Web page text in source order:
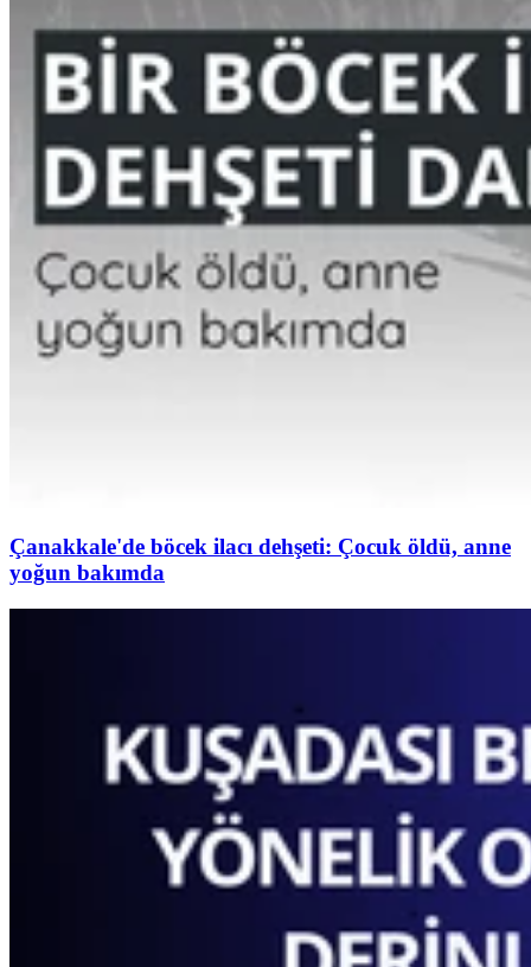
Çanakkale'de böcek ilacı dehşeti: Çocuk öldü, anne
yoğun bakımda